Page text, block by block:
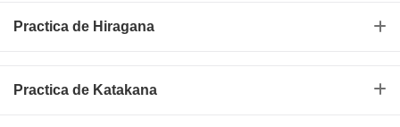
Practica de Hiragana
Practica de Katakana